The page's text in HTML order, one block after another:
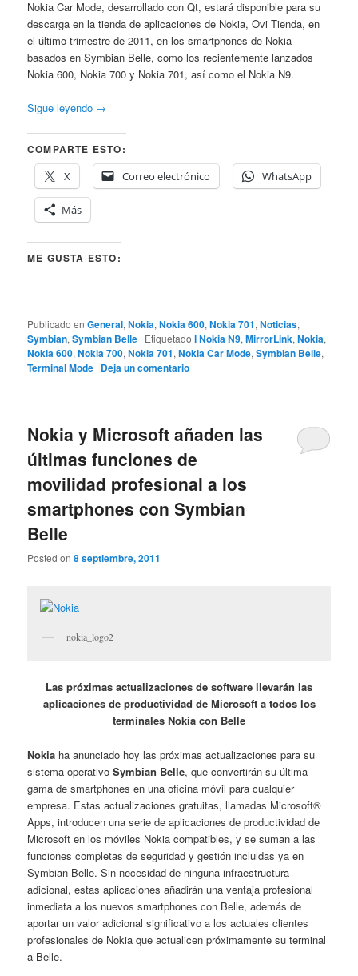
Nokia Car Mode, desarrollado con Qt, estará disponible para su
descarga en la tienda de aplicaciones de Nokia, Ovi Tienda, en
el último trimestre de 2011, en los smartphones de Nokia
basados en Symbian Belle, como los recientemente lanzados
Nokia 600, Nokia 700 y Nokia 701, así como el Nokia N9.
Sigue leyendo →
COMPARTE ESTO:
X
Correo electrónico WhatsApp
Más
ME GUSTA ESTO:
Publicado en General,Nokia,Nokia 600,Nokia 701,Noticias,
Symbian,Symbian Belle | Etiquetado l Nokia N9,MirrorLink,Nokia,
Nokia 600,Nokia 700,Nokia 701,Nokia Car Mode,Symbian Belle,
Terminal Mode | Deja un comentario
Nokia y Microsoft añaden las
últimas funciones de
movilidad profesional a los
smartphones con Symbian
Belle
Posted on8 septiembre, 2011
nokia_logo2
Las próximas actualizaciones de software llevarán las
aplicaciones de productividad de Microsoft a todos los
terminales Nokia con Belle
Nokia ha anunciado hoy las próximas actualizaciones para su
sistema operativoSymbian Belle, que convertirán su última
gama de smartphones en una oficina móvil para cualquier
empresa. Estas actualizaciones gratuitas, llamadas Microsoft®
Apps, introducen una serie de aplicaciones de productividad de
Microsoft en los móviles Nokia compatibles, y se suman a las
funciones completas de seguridad y gestión incluidas ya en
Symbian Belle. Sin necesidad de ninguna infraestructura
adicional, estas aplicaciones añadirán una ventaja profesional
inmediata a los nuevos smartphones con Belle, además de
aportar un valor adicional significativo a los actuales clientes
profesionales de Nokia que actualicen próximamente su terminal
a Belle.